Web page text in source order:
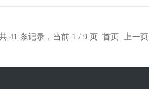
41 条记录，当前 1 / 9 页 首页 上一页